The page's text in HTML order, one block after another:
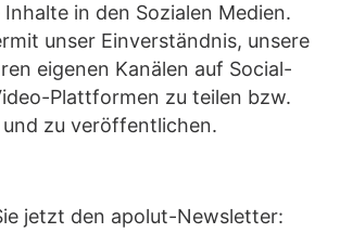
in den Sozialen Medien.
unser Einverständnis, unsere
eigenen Kanälen auf Social-
Plattformen zu teilen bzw.
zu veröffentlichen.
jetzt den apolut-Newsletter: